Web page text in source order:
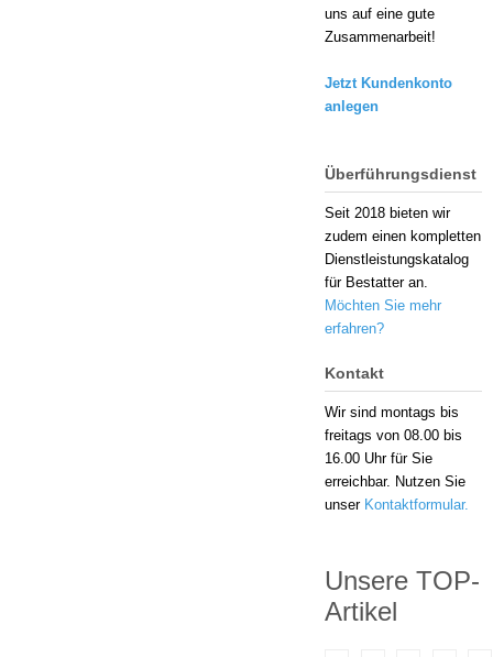
uns auf eine gute
Zusammenarbeit!
Jetzt Kundenkonto
anlegen
Überführungsdienst
Seit 2018 bieten wir
zudem einen kompletten
Dienstleistungskatalog
für Bestatter an.
Möchten Sie mehr
erfahren?
Kontakt
Wir sind montags bis
freitags von 08.00 bis
16.00 Uhr für Sie
erreichbar. Nutzen Sie
unser Kontaktformular.
Unsere TOP-
Artikel